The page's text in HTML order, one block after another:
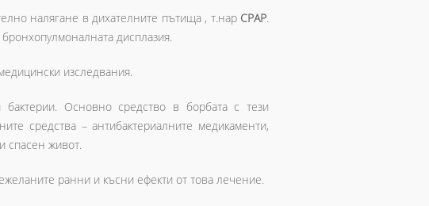
налягане в дихателните пътища , т.нар СРАР.
дисплазия.
изследвания.
бактерии. Основно средство в борбата с тези
средства – антибактериалните медикаменти,
спасен живот.
ранни и късни ефекти от това лечение.